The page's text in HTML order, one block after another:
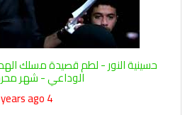
حسينية النور - لطم قصيدة مسلك
الوداعي - شهر محرم
4 years ago